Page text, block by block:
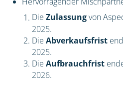
Die Zulassungvon
2025.
Die Abverkaufsfrist
2025.
Die Aufbrauchfrist
2026.